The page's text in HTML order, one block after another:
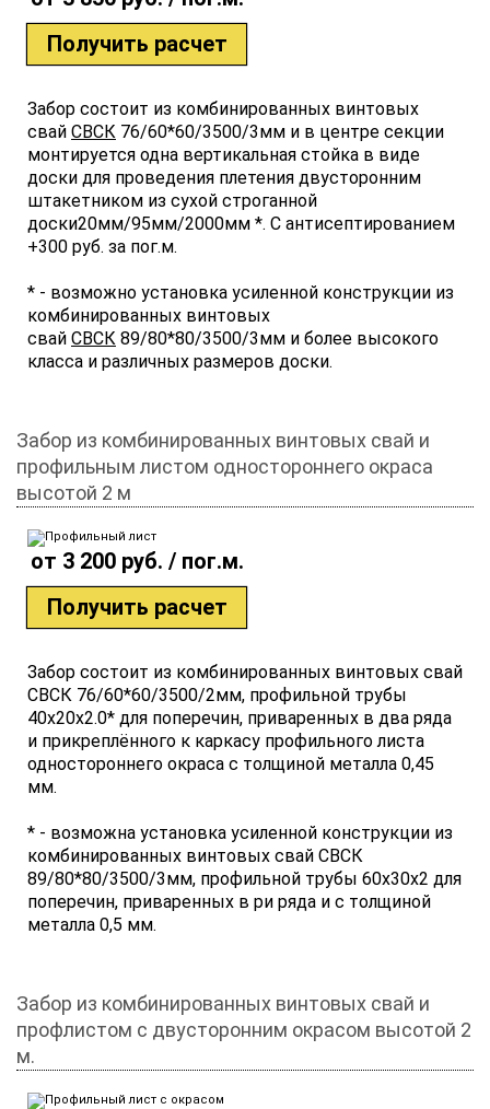
Получить расчет
Забор состоит из комбинированных винтовых
свай СВСК 76/60*60/3500/3мм и в центре секции
монтируется одна вертикальная стойка в виде
доски для проведения плетения двусторонним
штакетником из сухой строганной
доски20мм/95мм/2000мм *. С антисептированием
+300 руб. за пог.м.
* - возможно установка усиленной конструкции из
комбинированных винтовых
свай СВСК 89/80*80/3500/3мм и более высокого
класса и различных размеров доски.
Забор из комбинированных винтовых свай и
профильным листом одностороннего окраса
высотой 2 м
от 3 200 руб. / пог.м.
Получить расчет
Забор состоит из комбинированных винтовых свай
СВСК 76/60*60/3500/2мм, профильной трубы
40x20x2.0* для поперечин, приваренных в два ряда
и прикреплённого к каркасу профильного листа
одностороннего окраса с толщиной металла 0,45
мм.
* - возможна установка усиленной конструкции из
комбинированных винтовых свай СВСК
89/80*80/3500/3мм, профильной трубы 60х30х2 для
поперечин, приваренных в ри ряда и с толщиной
металла 0,5 мм.
Забор из комбинированных винтовых свай и
профлистом с двусторонним окрасом высотой 2
м.